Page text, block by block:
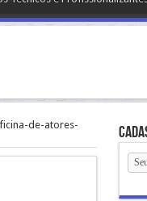
de-atores-